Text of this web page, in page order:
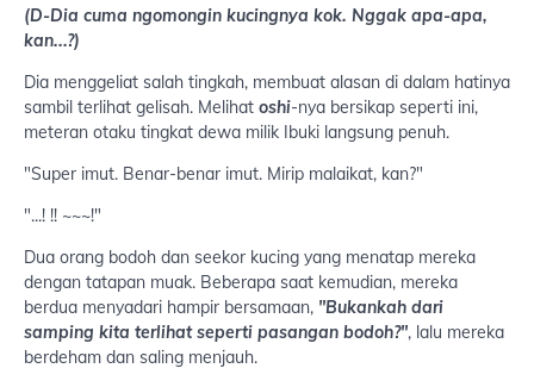
(D-Dia cuma ngomongin kucingnya kok. Nggak apa-apa,
kan...?)
Dia menggeliat salah tingkah, membuat alasan di dalam hatinya
sambil terlihat gelisah. Melihat oshi-nya bersikap seperti ini,
meteran otaku tingkat dewa milik Ibuki langsung penuh.
"Super imut. Benar-benar imut. Mirip malaikat, kan?"
"...! !! ~~~!"
Dua orang bodoh dan seekor kucing yang menatap mereka
dengan tatapan muak. Beberapa saat kemudian, mereka
berdua menyadari hampir bersamaan, "Bukankah dari
samping kita terlihat seperti pasangan bodoh?", lalu mereka
berdeham dan saling menjauh.